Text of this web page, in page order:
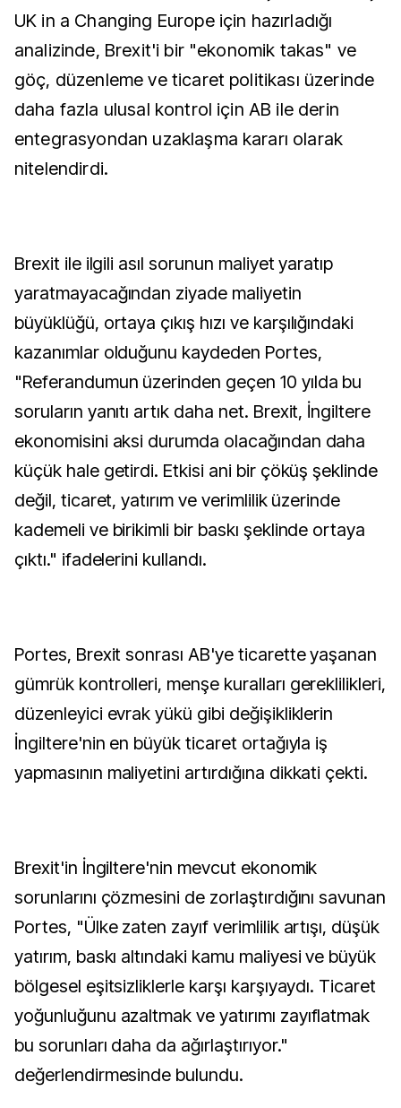
UK in a Changing Europe için hazırladığı
analizinde, Brexit'i bir "ekonomik takas" ve
göç, düzenleme ve ticaret politikası üzerinde
daha fazla ulusal kontrol için AB ile derin
entegrasyondan uzaklaşma kararı olarak
nitelendirdi.
Brexit ile ilgili asıl sorunun maliyet yaratıp
yaratmayacağından ziyade maliyetin
büyüklüğü, ortaya çıkış hızı ve karşılığındaki
kazanımlar olduğunu kaydeden Portes,
"Referandumun üzerinden geçen 10 yılda bu
soruların yanıtı artık daha net. Brexit, İngiltere
ekonomisini aksi durumda olacağından daha
küçük hale getirdi. Etkisi ani bir çöküş şeklinde
değil, ticaret, yatırım ve verimlilik üzerinde
kademeli ve birikimli bir baskı şeklinde ortaya
çıktı." ifadelerini kullandı.
Portes, Brexit sonrası AB'ye ticarette yaşanan
gümrük kontrolleri, menşe kuralları gereklilikleri,
düzenleyici evrak yükü gibi değişikliklerin
İngiltere'nin en büyük ticaret ortağıyla iş
yapmasının maliyetini artırdığına dikkati çekti.
Brexit'in İngiltere'nin mevcut ekonomik
sorunlarını çözmesini de zorlaştırdığını savunan
Portes, "Ülke zaten zayıf verimlilik artışı, düşük
yatırım, baskı altındaki kamu maliyesi ve büyük
bölgesel eşitsizliklerle karşı karşıyaydı. Ticaret
yoğunluğunu azaltmak ve yatırımı zayıflatmak
bu sorunları daha da ağırlaştırıyor."
değerlendirmesinde bulundu.